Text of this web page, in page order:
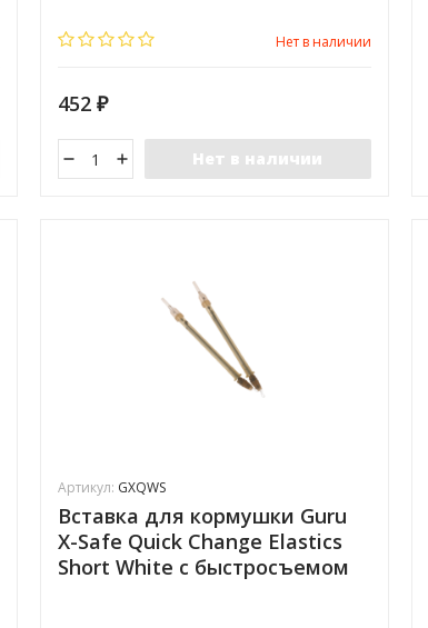
Нет в наличии
452 ₽
Нет в наличии
Артикул: GXQWS
Вставка для кормушки Guru
X-Safe Quick Change Elastics
Short White с быстросъемом